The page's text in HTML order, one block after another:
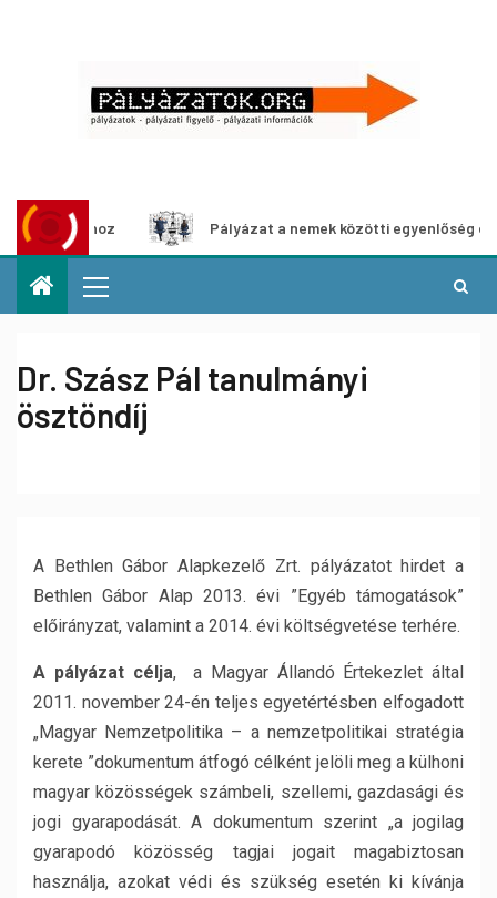
Pályázat a nemek közötti egyenlőség európai
Dr. Szász Pál tanulmányi
ösztöndíj
A Bethlen Gábor Alapkezelő Zrt. pályázatot hirdet a
Bethlen Gábor Alap 2013. évi ”Egyéb támogatások”
előirányzat, valamint a 2014. évi költségvetése terhére.
A pályázat célja, a Magyar Állandó Értekezlet által
2011. november 24-én teljes egyetértésben elfogadott
„Magyar Nemzetpolitika – a nemzetpolitikai stratégia
kerete ”dokumentum átfogó célként jelöli meg a külhoni
magyar közösségek számbeli, szellemi, gazdasági és
jogi gyarapodását. A dokumentum szerint „a jogilag
gyarapodó közösség tagjai jogait magabiztosan
használja, azokat védi és szükség esetén ki kívánja